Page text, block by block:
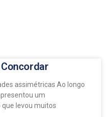
assimétricas Ao longo
um
levou muitos